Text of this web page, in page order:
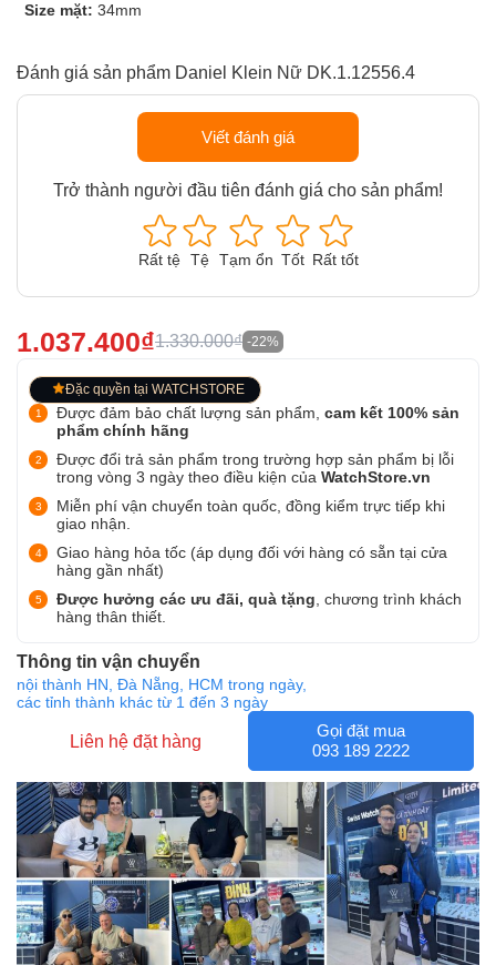
Size mặt: 34mm
Đánh giá sản phẩm Daniel Klein Nữ DK.1.12556.4
Viết đánh giá
Trở thành người đầu tiên đánh giá cho sản phẩm!
Rất tệ Tệ Tạm ổn Tốt Rất tốt
1.037.400₫1.330.000₫ -22%
Đặc quyền tại WATCHSTORE
Được đảm bảo chất lượng sản phẩm, cam kết 100% sản
phẩm chính hãng
Được đổi trả sản phẩm trong trường hợp sản phẩm bị lỗi
trong vòng 3 ngày theo điều kiện của WatchStore.vn
Miễn phí vận chuyển toàn quốc, đồng kiểm trực tiếp khi
giao nhận.
Giao hàng hỏa tốc (áp dụng đối với hàng có sẵn tại cửa
hàng gần nhất)
Được hưởng các ưu đãi, quà tặng , chương trình khách
hàng thân thiết.
Thông tin vận chuyển
nội thành HN, Đà Nẵng, HCM trong ngày,
các tỉnh thành khác từ 1 đến 3 ngày
Liên hệ đặt hàng
Gọi đặt mua
093 189 2222